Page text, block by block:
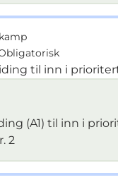
til inn i
(A1) til inn i
2